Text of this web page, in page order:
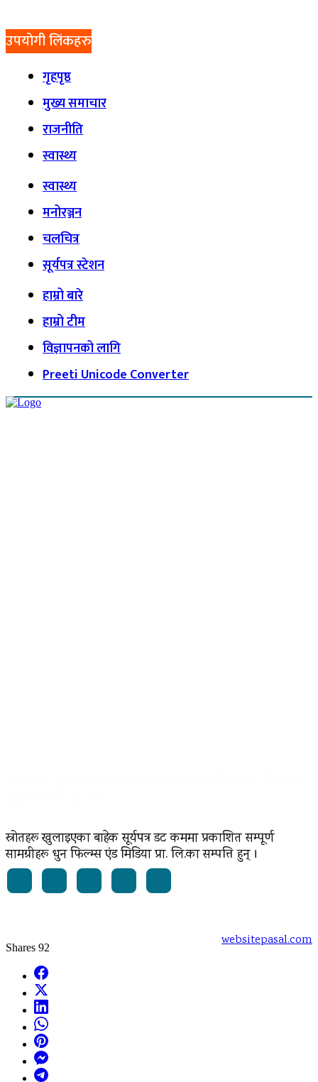
उपयोगी लिंकहरु
गृहपृष्ठ
मुख्य समाचार
राजनीति
स्वास्थ्य
स्वास्थ्य
मनोरञ्जन
चलचित्र
सूर्यपत्र स्टेशन
हाम्रो बारे
हाम्रो टीम
विज्ञापनको लागि
Preeti Unicode Converter
स्रोतहरू खुलाइएका बाहेक सूर्यपत्र डट कममा प्रकाशित सम्पूर्ण
सामग्रीहरू धुन फिल्म्स एंड मिडिया प्रा. लि.का सम्पत्ति हुन् ।
websitepasal.com
Shares 92
Facebook
WhatsApp
Pinterest
Messenger
Telegram